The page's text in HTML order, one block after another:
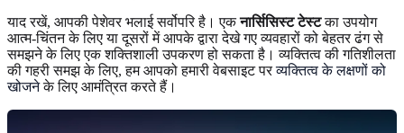
याद रखें, आपकी पेशेवर भलाई सर्वोपरि है। एकनार्सिसिस्ट टेस्टका उपयोग
आत्म-चिंतन के लिए या दूसरों में आपके द्वारा देखे गए व्यवहारों को बेहतर ढंग से
समझने के लिए एक शक्तिशाली उपकरण हो सकता है। व्यक्तित्व की गतिशीलता
की गहरी समझ के लिए, हम आपको हमारी वेबसाइट परव्यक्तित्व के लक्षणों को
खोजनेके लिए आमंत्रित करते हैं।